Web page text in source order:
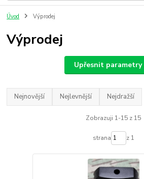
Úvod Výprodej
Výprodej
Upřesnit parametry
Nejnovější Nejlevnější Nejdražší
Zobrazuji 1-15 z 15
strana z 1